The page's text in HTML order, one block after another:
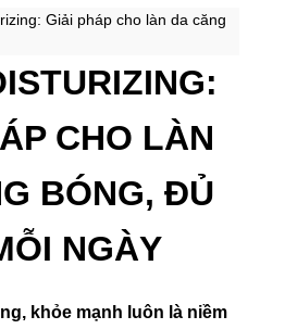
Giải pháp cho làn da căng
CHO LÀN
BÓNG, ĐỦ
NGÀY
khỏe mạnh luôn là niềm